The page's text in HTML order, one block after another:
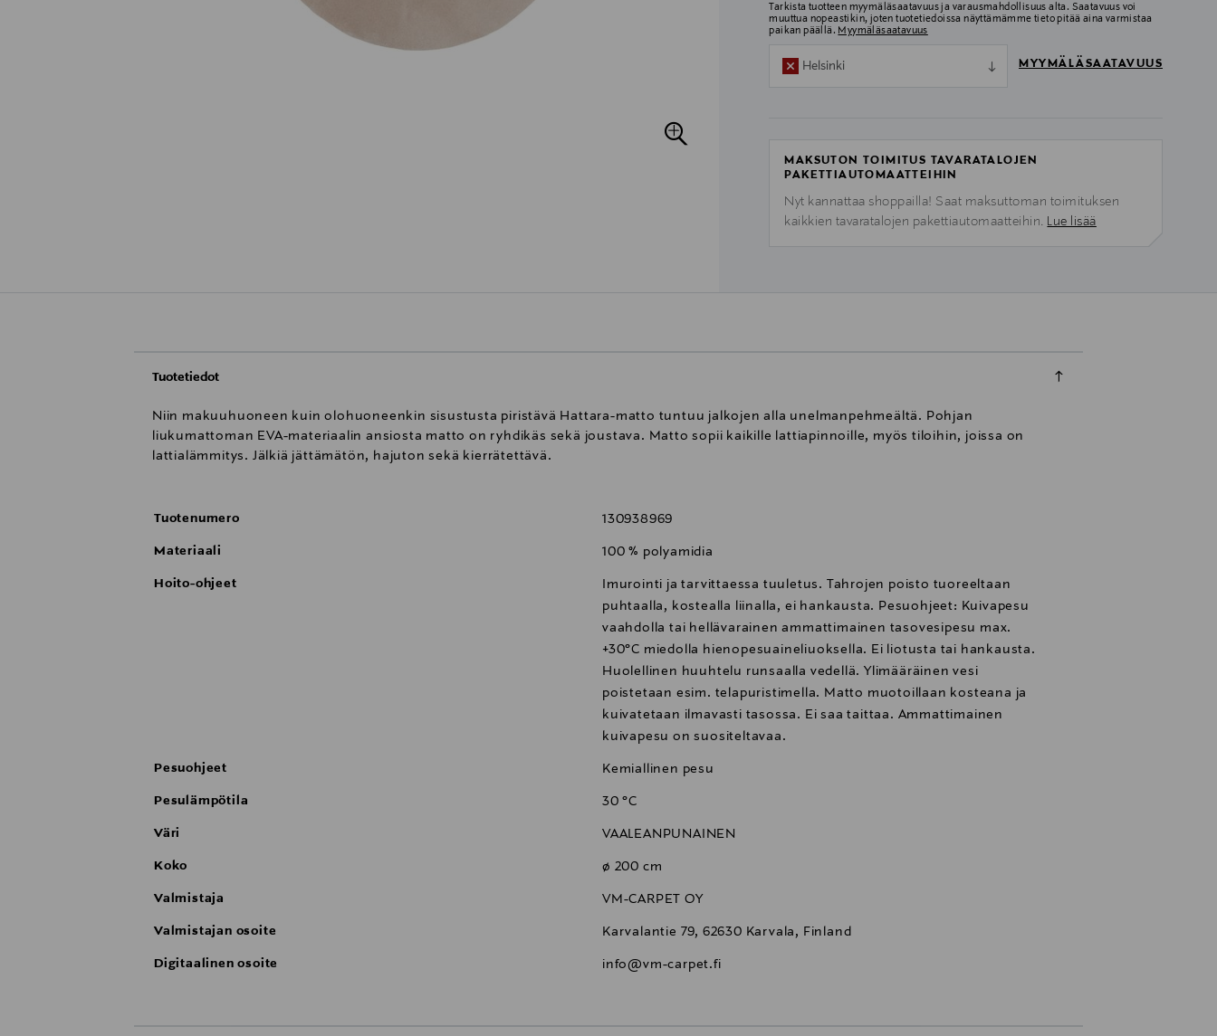
Tarkista tuotteen myymäläsaatavuus ja varausmahdollisuus alta. Saatavuus voi
muuttua nopeastikin, joten tuotetiedoissa näyttämämme tieto pitää aina varmistaa
paikan päällä. Myymäläsaatavuus
Helsinki MYYMÄLÄSAATAVUUS
MAKSUTON TOIMITUS TAVARATALOJEN
PAKETTIAUTOMAATTEIHIN
Nyt kannattaa shoppailla! Saat maksuttoman toimituksen
kaikkien tavaratalojen pakettiautomaatteihin. Lue lisää
Tuotetiedot
Niin makuuhuoneen kuin olohuoneenkin sisustusta piristävä Hattara-matto tuntuu jalkojen alla unelmanpehmeältä. Pohjan
liukumattoman EVA-materiaalin ansiosta matto on ryhdikäs sekä joustava. Matto sopii kaikille lattiapinnoille, myös tiloihin, joissa on
lattialämmitys. Jälkiä jättämätön, hajuton sekä kierrätettävä.
Tuotenumero 130938969
Materiaali 100 % polyamidia
Hoito-ohjeet
Imurointi ja tarvittaessa tuuletus. Tahrojen poisto tuoreeltaan
puhtaalla, kostealla liinalla, ei hankausta. Pesuohjeet: Kuivapesu
vaahdolla tai hellävarainen ammattimainen tasovesipesu max.
+30°C miedolla hienopesuaineliuoksella. Ei liotusta tai hankausta.
Huolellinen huuhtelu runsaalla vedellä. Ylimääräinen vesi
poistetaan esim. telapuristimella. Matto muotoillaan kosteana ja
kuivatetaan ilmavasti tasossa. Ei saa taittaa. Ammattimainen
kuivapesu on suositeltavaa.
Pesuohjeet Kemiallinen pesu
Pesulämpötila 30 °C
Väri VAALEANPUNAINEN
Koko ø 200 cm
Valmistaja VM-CARPET OY
Valmistajan osoite Karvalantie 79, 62630 Karvala, Finland
Digitaalinen osoite info@vm-carpet.fi